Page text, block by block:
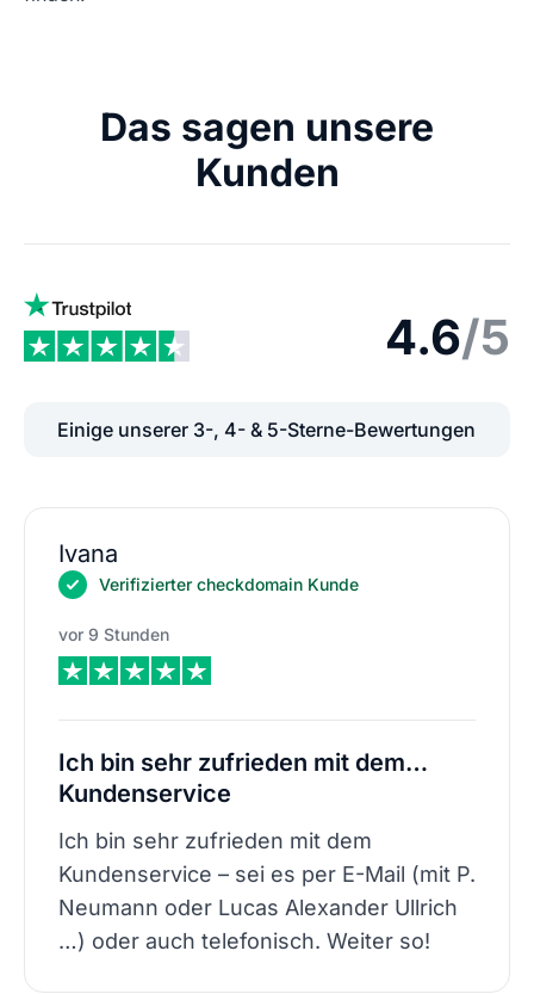
Das sagen unsere
Kunden
4.6/5
Einige unserer 3-, 4- & 5-Sterne-Bewertungen
Ivana
Verifizierter checkdomain Kunde
vor 9 Stunden
Ich bin sehr zufrieden mit dem…
Kundenservice
Ich bin sehr zufrieden mit dem
Kundenservice – sei es per E-Mail (mit P.
Neumann oder Lucas Alexander Ullrich
…) oder auch telefonisch. Weiter so!